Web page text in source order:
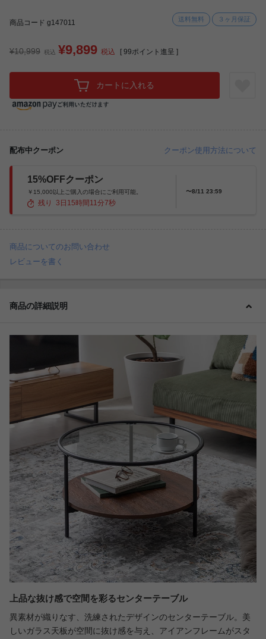
商品コード g147011 送料無料 ３ヶ月保証
¥10,999 税込 ¥9,899 税込 [ 99ポイント進呈 ]
カートに入れる
配布中クーポン クーポン使用方法について
15%OFFクーポン
￥15,000以上ご購入の場合にご利用可能。
残り 3 日 15 時間 11分 5秒
〜8/11 23:59
商品についてのお問い合わせ
レビューを書く
商品の詳細説明
上品な抜け感で空間を彩るセンターテーブル
異素材が織りなす、洗練されたデザインのセンターテーブル。美
しいガラス天板が空間に抜け感を与え、アイアンフレームがスタ